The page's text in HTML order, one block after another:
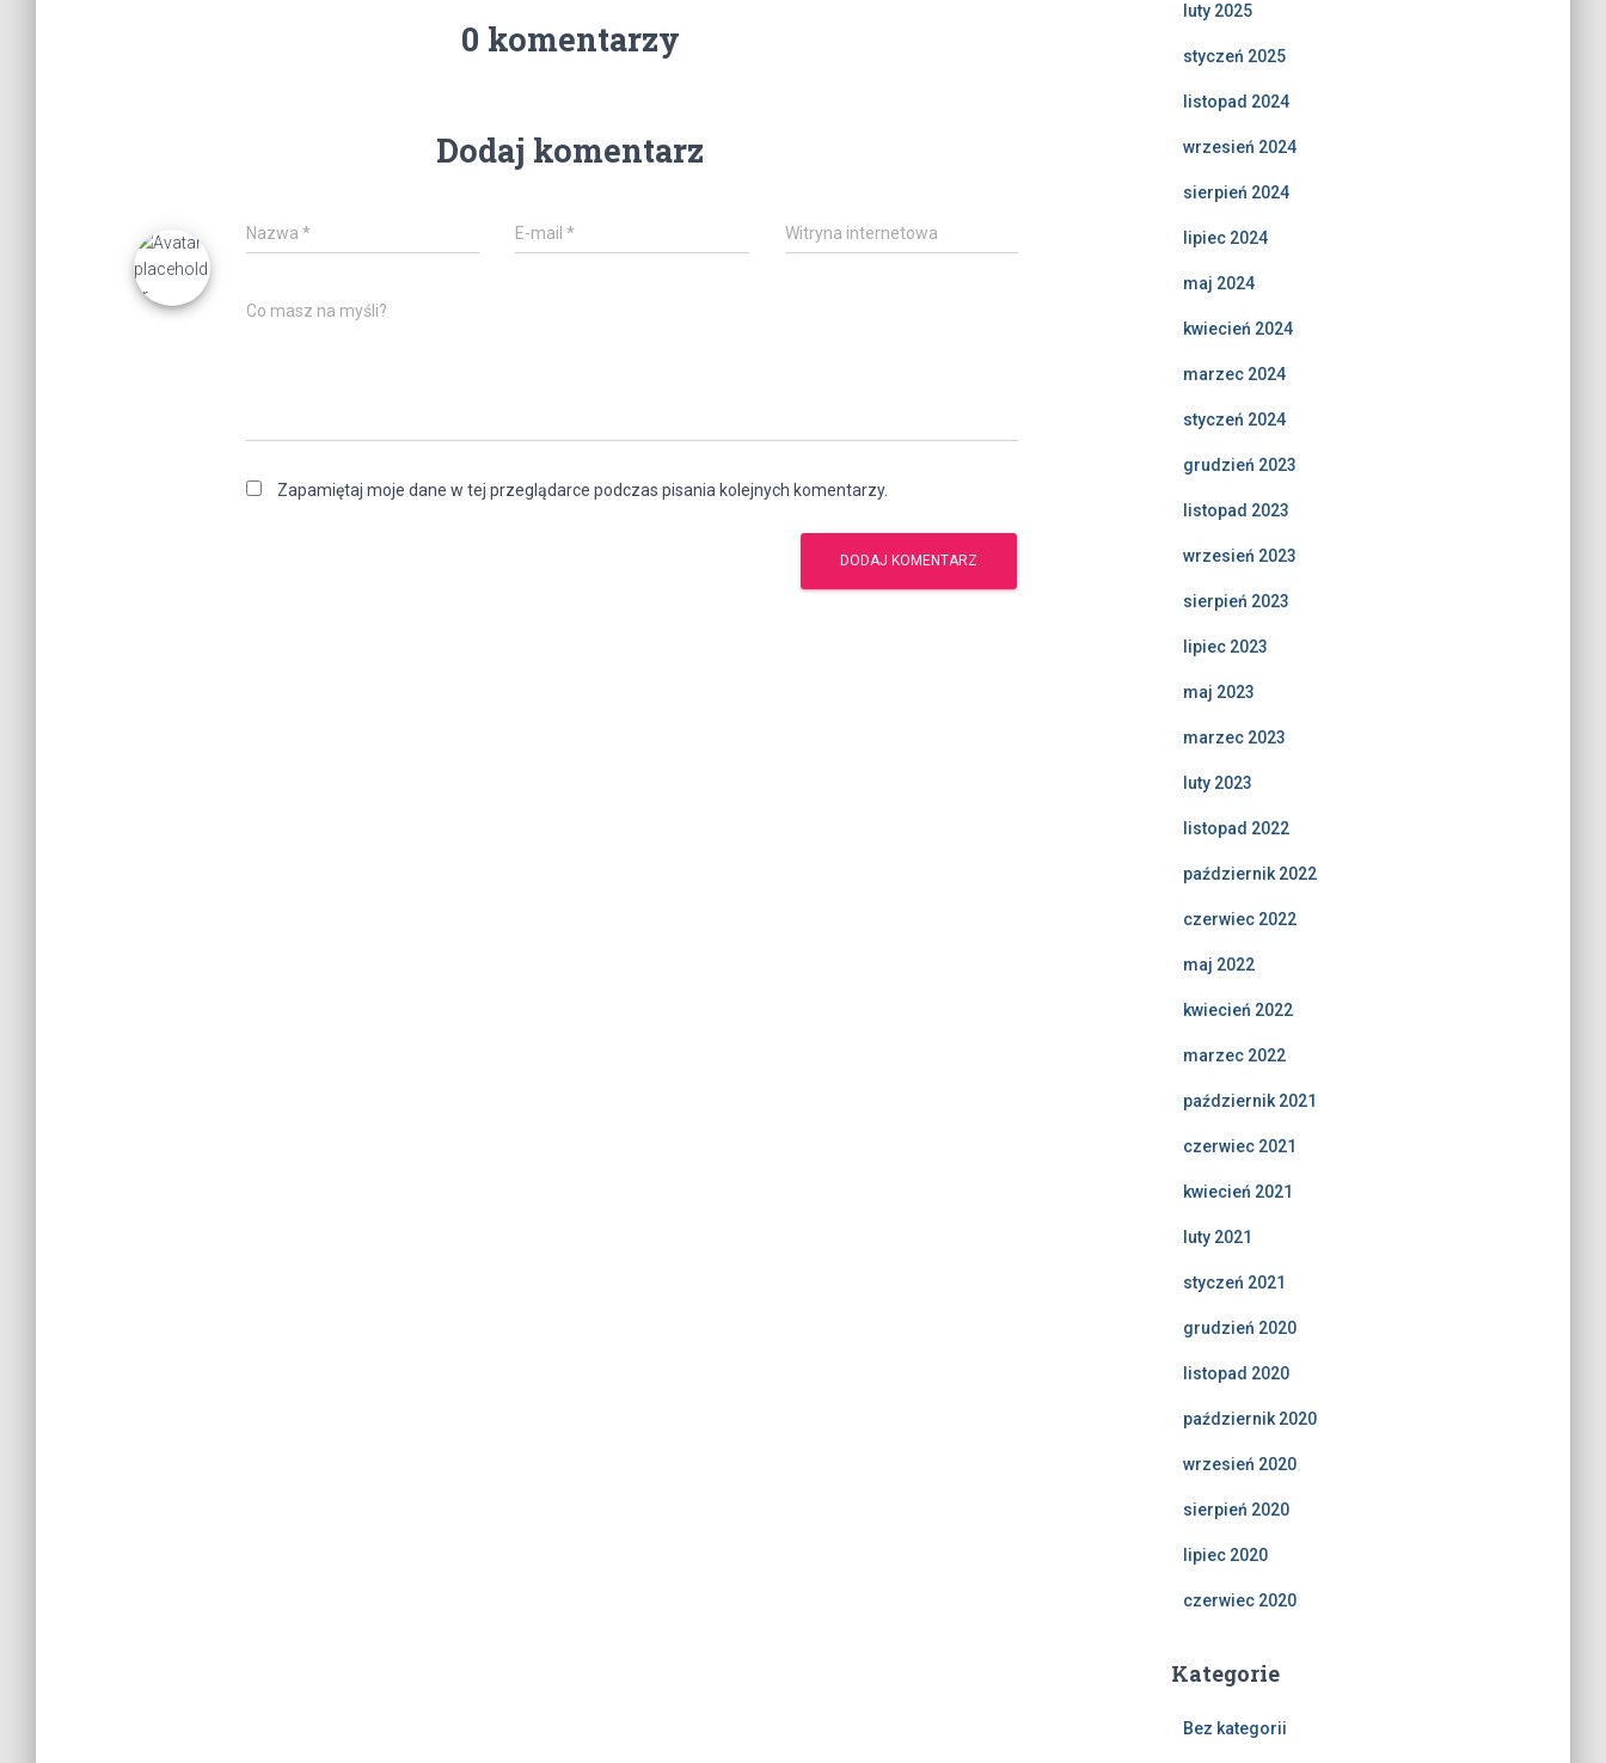
0 komentarzy
Dodaj komentarz
Nazwa * E-mail* Witryna internetowa
Co masz na myśli?
Zapamiętaj moje dane w tej przeglądarce podczas pisania kolejnych komentarzy.
luty 2025
styczeń 2025
listopad 2024
wrzesień 2024
sierpień 2024
lipiec 2024
maj 2024
kwiecień 2024
marzec 2024
styczeń 2024
grudzień 2023
listopad 2023
wrzesień 2023
sierpień 2023
lipiec 2023
maj 2023
marzec 2023
luty 2023
listopad 2022
październik 2022
czerwiec 2022
maj 2022
kwiecień 2022
marzec 2022
październik 2021
czerwiec 2021
kwiecień 2021
luty 2021
styczeń 2021
grudzień 2020
listopad 2020
październik 2020
wrzesień 2020
sierpień 2020
lipiec 2020
czerwiec 2020
Kategorie
Bez kategorii